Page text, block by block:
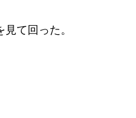
て回った。